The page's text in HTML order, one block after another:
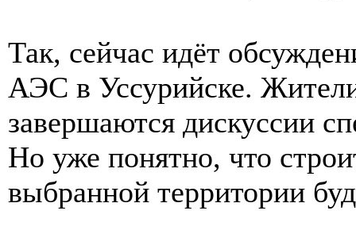
Так, сейчас идёт
АЭС в Уссурийске.
завершаются дискуссии
Но уже понятно, что
выбранной территории